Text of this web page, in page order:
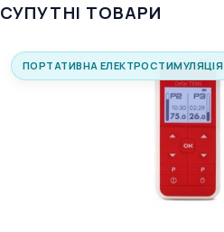
СУПУТНІ ТОВАРИ
ПОРТАТИВНА ЕЛЕКТРОСТИМУЛЯЦІЯ